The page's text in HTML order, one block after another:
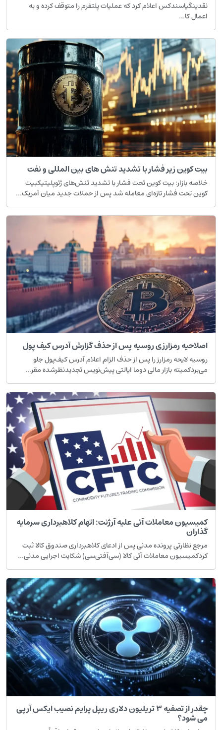
نقدینگیاسندکس اعلام کرد که عملیات پلتفرم را متوقف کرده و به
اعمال کا...
بیت کوین زیر فشار با تشدید تنش های بین المللی و نفت
خلاصه بازار: بیت کوین تحت فشار با تشدید تنش‌های ژئوپلیتیکبیت
کوین تحت فشار تازه‌ای معامله شد پس از حملات جدید میان آمریک...
اصلاحیه رمزارزی روسیه پس از حذف گزارش آدرس کیف پول
روسیه لایحه رمزارز را پس از حذف الزام اعلام آدرس کیف‌پول جلو
می‌بردکمیته بازار مالی دوما ایالتی پیش‌نویس تجدیدنظرشده مقر...
کمیسیون معاملات آتی علیه آرژنت: اتهام کلاهبرداری سرمایه
گذاران
مرجع نظارتی پرونده مدنی پس از ادعای کلاهبرداری صندوق کالا ثبت
کردکمیسیون معاملات آتی کالا (سی‌آفتی‌سی) شکایت اجرایی مدنی...
چقدر از تصفیه ۳ تریلیون دلاری ریپل پرایم نصیب ایکس آرپی
می شود؟